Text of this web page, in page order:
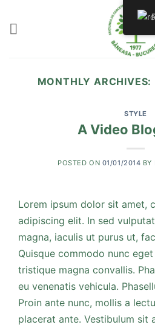
content
MONTHLY ARCHIVES:
STYLE
A Video
POSTED ON 01/01/2014 BY
Lorem ipsum dolor sit amet,
adipiscing elit. In sed
magna, iaculis ut purus ut,
Quisque commodo nunc
tristique magna convallis.
eu venenatis vehicula.
Proin ante nunc, mollis a
placerat ante. Vestibulum sit